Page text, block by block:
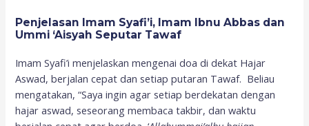
Penjelasan Imam Syafi’i, Imam Ibnu Abbas dan
Ummi ‘Aisyah Seputar Tawaf
Imam Syafi’i menjelaskan mengenai doa di dekat Hajar
Aswad, berjalan cepat dan setiap putaran Tawaf. Beliau
mengatakan, “Saya ingin agar setiap berdekatan dengan
hajar aswad, seseorang membaca takbir, dan waktu